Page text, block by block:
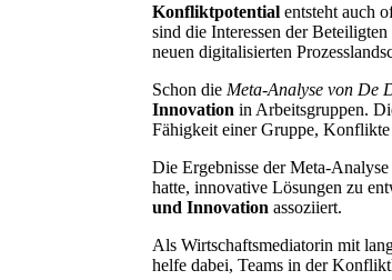
Konfliktpotential entsteht auch
sind die Interessen der
neuen digitalisierten
Schon die Meta-Analyse von De
Innovation in Arbeitsgruppen.
Fähigkeit einer Gruppe,
Die Ergebnisse der Meta-
hatte, innovative Lösungen zu
und Innovation assoziiert.
Als Wirtschaftsmediatorin mit
helfe dabei, Teams in der